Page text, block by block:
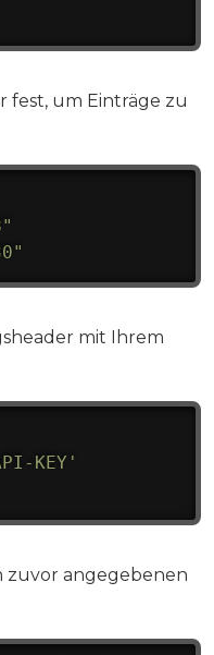
fest, um Einträge zu
mit Ihrem
KEY'
zuvor angegebenen